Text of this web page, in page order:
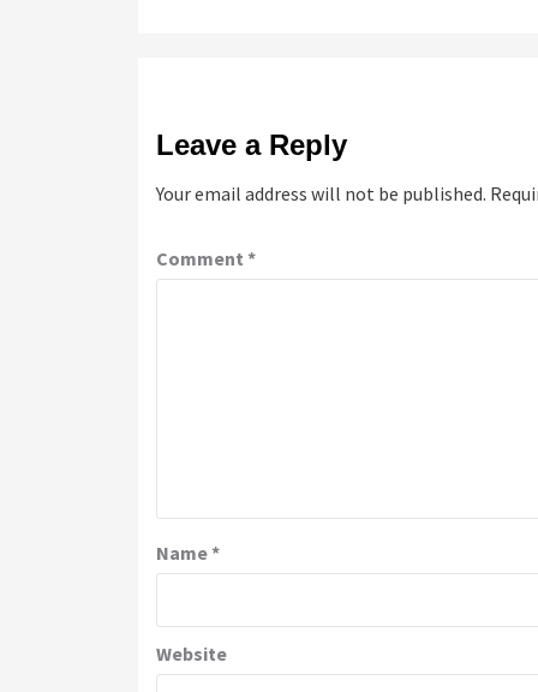
Leave a Reply
Your email address will not be published.
Comment *
Name*
Website